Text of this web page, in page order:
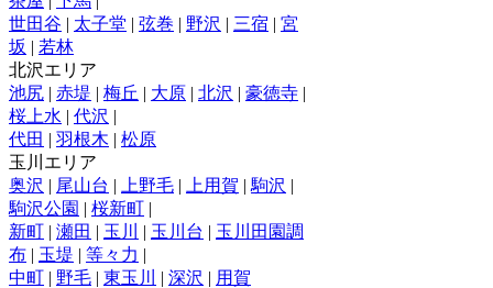
世田谷 | 太子堂 | 弦巻 | 野沢 | 三宿 | 宮
坂 | 若林
北沢エリア
池尻 | 赤堤 | 梅丘 | 大原 | 北沢 | 豪徳寺 |
桜上水 | 代沢 |
代田 | 羽根木 | 松原
玉川エリア
奥沢 | 尾山台 | 上野毛 | 上用賀 | 駒沢 |
駒沢公園 | 桜新町 |
新町 | 瀬田 | 玉川 | 玉川台 | 玉川田園調
布 | 玉堤 | 等々力 |
中町 | 野毛 | 東玉川 | 深沢 | 用賀